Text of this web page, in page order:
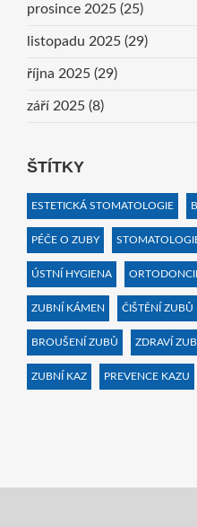
prosince 2025 (25)
listopadu 2025 (29)
října 2025 (29)
září 2025 (8)
ŠTÍTKY
ESTETICKÁ STOMATOLOGIE
PÉČE O ZUBY
ÚSTNÍ HYGIENA
ZUBNÍ KÁMEN ČIŠTĚNÍ ZUBŮ
BROUŠENÍ ZUBŮ ZDRAVÍ
ZUBNÍ KAZ PREVENCE KAZU